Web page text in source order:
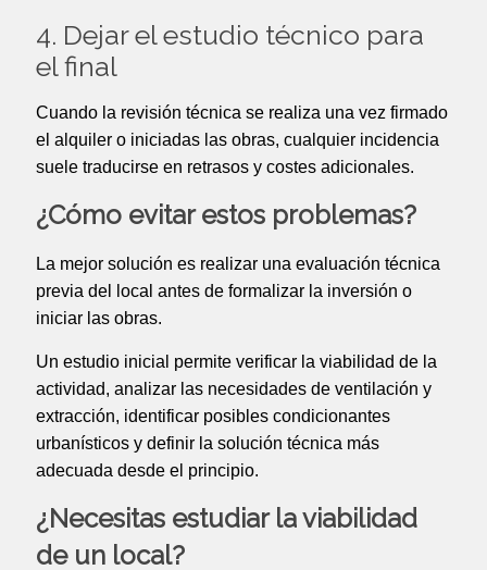
4. Dejar el estudio técnico para
el final
Cuando la revisión técnica se realiza una vez firmado
el alquiler o iniciadas las obras, cualquier incidencia
suele traducirse en retrasos y costes adicionales.
¿Cómo evitar estos problemas?
La mejor solución es realizar una evaluación técnica
previa del local antes de formalizar la inversión o
iniciar las obras.
Un estudio inicial permite verificar la viabilidad de la
actividad, analizar las necesidades de ventilación y
extracción, identificar posibles condicionantes
urbanísticos y definir la solución técnica más
adecuada desde el principio.
¿Necesitas estudiar la viabilidad
de un local?